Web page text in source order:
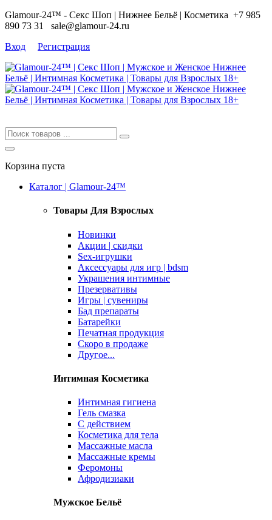
Glamour-24™ - Секс Шоп | Нижнее Бельё | Косметика +7 985
890 73 31 sale@glamour-24.ru
Вход
Регистрация
Корзина пуста
Каталог | Glamour-24™
Товары Для Взрослых
Новинки
Акции | скидки
Sex-игрушки
Аксессуары для игр | bdsm
Украшения интимные
Презервативы
Игры | сувениры
Бад препараты
Батарейки
Печатная продукция
Скоро в продаже
Другое...
Интимная Косметика
Интимная гигиена
Гель смазка
С действием
Косметика для тела
Массажные масла
Массажные кремы
Феромоны
Афродизиаки
Мужское Бельё